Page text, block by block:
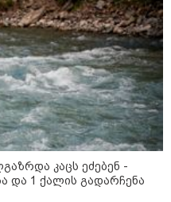
კაცს ეძებენ -
და 1 ქალის გადარჩენა